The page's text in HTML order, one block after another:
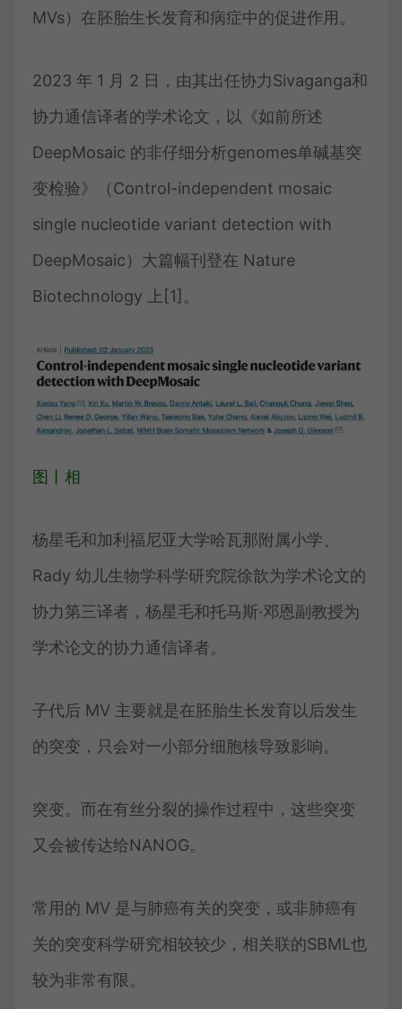
MVs）在胚胎生长发育和病症中的促进作用。
2023 年 1 月 2 日，由其出任协力Sivaganga和
协力通信译者的学术论文，以《如前所述
DeepMosaic 的非仔细分析genomes单碱基突
变检验》（Control-independent mosaic
single nucleotide variant detection with
DeepMosaic）大篇幅刊登在 Nature
Biotechnology 上[1]。
图丨相
杨星毛和加利福尼亚大学哈瓦那附属小学、
Rady 幼儿生物学科学研究院徐歆为学术论文的
协力第三译者，杨星毛和托马斯·邓恩副教授为
学术论文的协力通信译者。
子代后 MV 主要就是在胚胎生长发育以后发生
的突变，只会对一小部分细胞核导致影响。
突变。而在有丝分裂的操作过程中，这些突变
又会被传达给NANOG。
常用的 MV 是与肺癌有关的突变，或非肺癌有
关的突变科学研究相较较少，相关联的SBML也
较为非常有限。